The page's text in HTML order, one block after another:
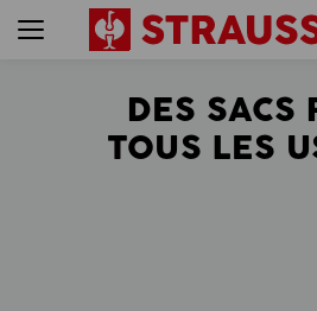
DES SACS
TOUS LES
62